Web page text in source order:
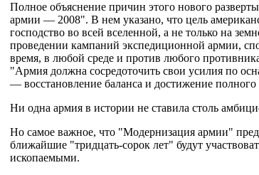
Полное объяснение причин этого нового
армии — 2008". В нем указано, что цель
господство во всей вселенной, а не только на
проведении кампаний экспедиционной армии,
время, в любой среде и против любого
"Армия должна сосредоточить свои усилия по
— восстановление баланса и достижение
Ни одна армия в истории не ставила столь
Но самое важное, что "Модернизация армии"
ближайшие "тридцать-сорок лет" будут
ископаемыми.